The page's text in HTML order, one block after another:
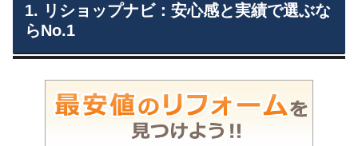
1. リショップナビ：安心感と実績で選ぶな
らNo.1